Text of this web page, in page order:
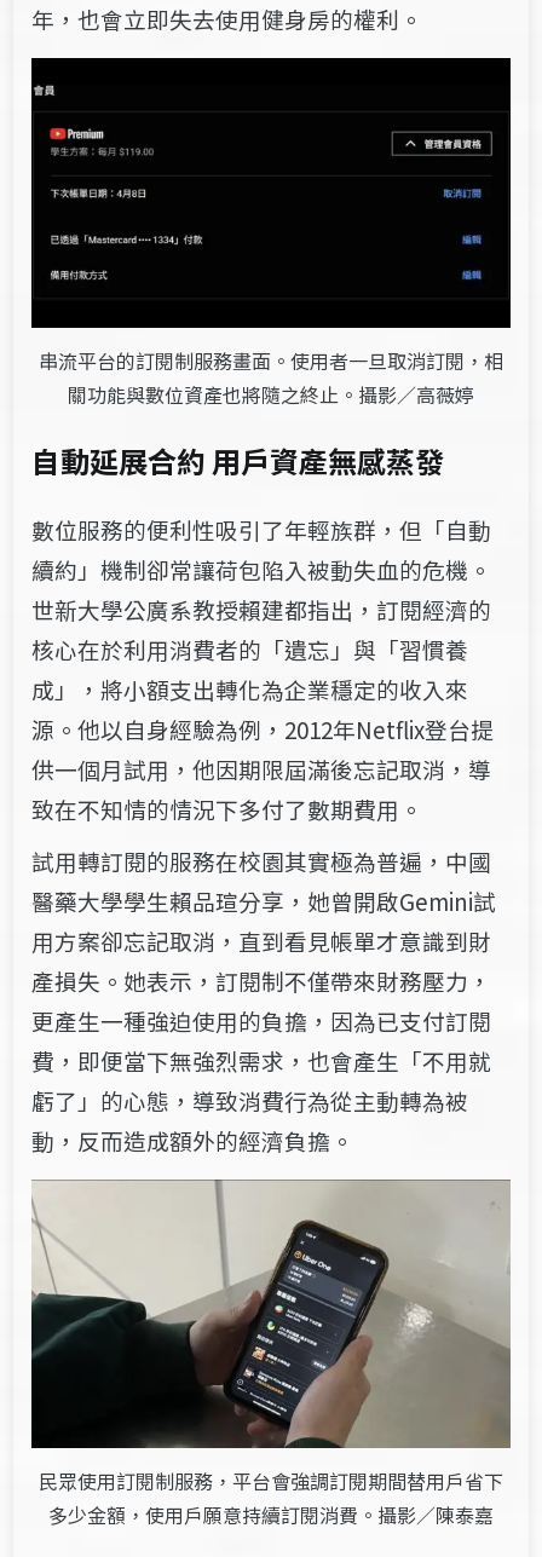
年，也會立即失去使用健身房的權利。
串流平台的訂閱制服務畫面。使用者一旦取消訂閱，相
關功能與數位資產也將隨之終止。攝影／高薇婷
自動延展合約 用戶資產無感蒸發
數位服務的便利性吸引了年輕族群，但「自動
續約」機制卻常讓荷包陷入被動失血的危機。
世新大學公廣系教授賴建都指出，訂閱經濟的
核心在於利用消費者的「遺忘」與「習慣養
成」，將小額支出轉化為企業穩定的收入來
源。他以自身經驗為例，2012年Netflix登台提
供一個月試用，他因期限屆滿後忘記取消，導
致在不知情的情況下多付了數期費用。
試用轉訂閱的服務在校園其實極為普遍，中國
醫藥大學學生賴品瑄分享，她曾開啟Gemini試
用方案卻忘記取消，直到看見帳單才意識到財
產損失。她表示，訂閱制不僅帶來財務壓力，
更產生一種強迫使用的負擔，因為已支付訂閱
費，即便當下無強烈需求，也會產生「不用就
虧了」的心態，導致消費行為從主動轉為被
動，反而造成額外的經濟負擔。
民眾使用訂閱制服務，平台會強調訂閱期間替用戶省下
多少金額，使用戶願意持續訂閱消費。攝影／陳泰嘉